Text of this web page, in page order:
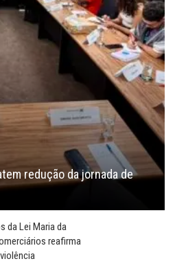
redução da jornada de
da Lei Maria da
reafirma